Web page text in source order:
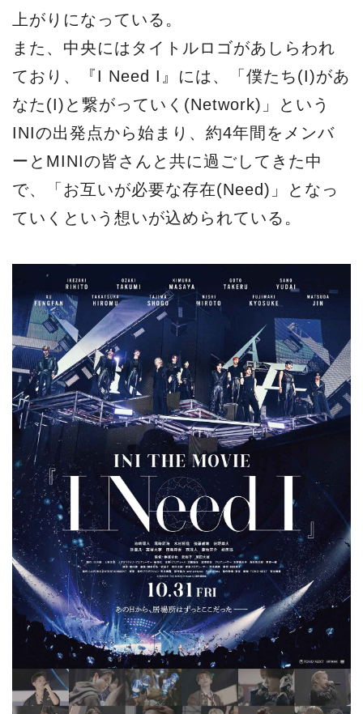
上がりになっている。
また、中央にはタイトルロゴがあしらわれ
ており、『I Need I』には、「僕たち(I)があ
なた(I)と繋がっていく(Network)」という
INIの出発点から始まり、約4年間をメンバ
ーとMINIの皆さんと共に過ごしてきた中
で、「お互いが必要な存在(Need)」となっ
ていくという想いが込められている。